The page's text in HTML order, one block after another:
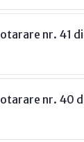
nr. 41
nr. 40